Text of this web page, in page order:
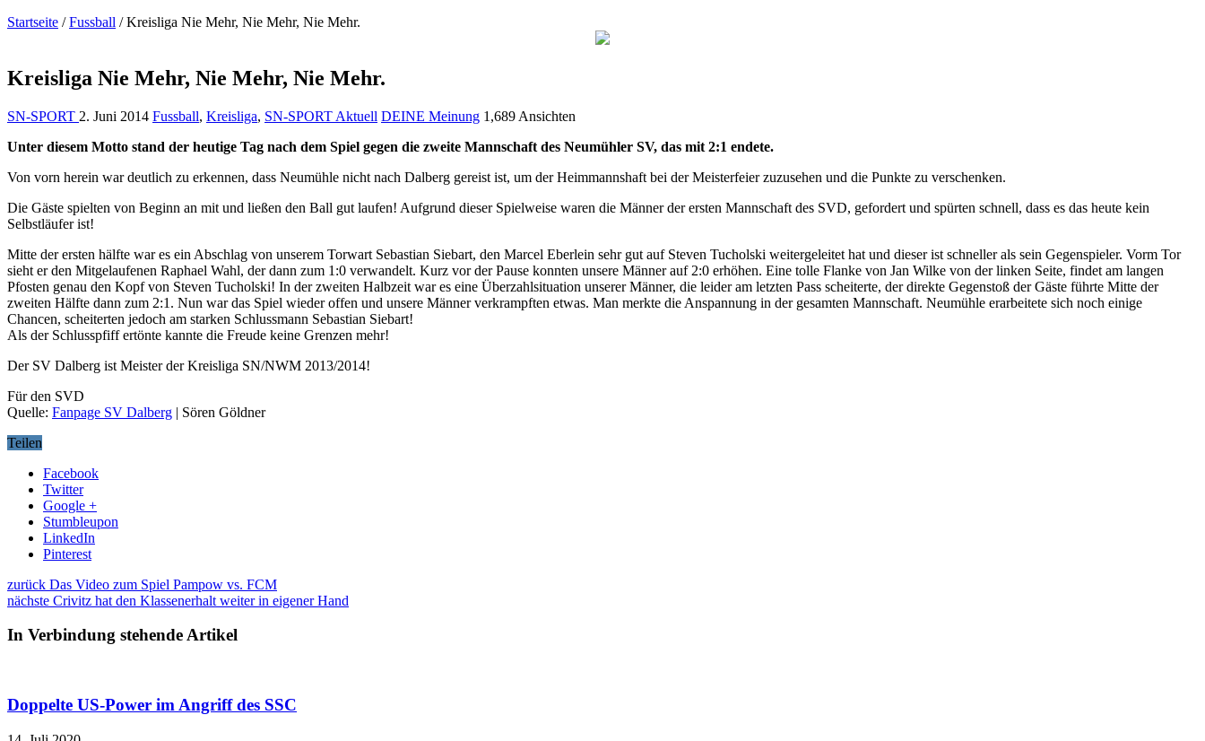
Startseite / Fussball / Kreisliga Nie Mehr, Nie Mehr, Nie Mehr.
Kreisliga Nie Mehr, Nie Mehr, Nie Mehr.
SN-SPORT 2. Juni 2014 Fussball, Kreisliga, SN-SPORT Aktuell DEINE Meinung 1,689 Ansichten
Unter diesem Motto stand der heutige Tag nach dem Spiel gegen die zweite Mannschaft des Neumühler SV, das mit 2:1 endete.
Von vorn herein war deutlich zu erkennen, dass Neumühle nicht nach Dalberg gereist ist, um der Heimmannshaft bei der Meisterfeier zuzusehen und die Punkte zu verschenken.
Die Gäste spielten von Beginn an mit und ließen den Ball gut laufen! Aufgrund dieser Spielweise waren die Männer der ersten Mannschaft des SVD, gefordert und spürten schnell, dass es das heute kein
Selbstläufer ist!
Mitte der ersten hälfte war es ein Abschlag von unserem Torwart Sebastian Siebart, den Marcel Eberlein sehr gut auf Steven Tucholski weitergeleitet hat und dieser ist schneller als sein Gegenspieler. Vorm Tor
sieht er den Mitgelaufenen Raphael Wahl, der dann zum 1:0 verwandelt. Kurz vor der Pause konnten unsere Männer auf 2:0 erhöhen. Eine tolle Flanke von Jan Wilke von der linken Seite, findet am langen
Pfosten genau den Kopf von Steven Tucholski! In der zweiten Halbzeit war es eine Überzahlsituation unserer Männer, die leider am letzten Pass scheiterte, der direkte Gegenstoß der Gäste führte Mitte der
zweiten Hälfte dann zum 2:1. Nun war das Spiel wieder offen und unsere Männer verkrampften etwas. Man merkte die Anspannung in der gesamten Mannschaft. Neumühle erarbeitete sich noch einige
Chancen, scheiterten jedoch am starken Schlussmann Sebastian Siebart!
Als der Schlusspfiff ertönte kannte die Freude keine Grenzen mehr!
Der SV Dalberg ist Meister der Kreisliga SN/NWM 2013/2014!
Für den SVD
Quelle: Fanpage SV Dalberg | Sören Göldner
Teilen
Facebook
Twitter
Google +
Stumbleupon
LinkedIn
Pinterest
zurück Das Video zum Spiel Pampow vs. FCM
nächste Crivitz hat den Klassenerhalt weiter in eigener Hand
In Verbindung stehende Artikel
Doppelte US-Power im Angriff des SSC